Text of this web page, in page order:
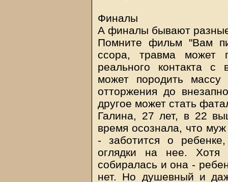
Финалы
А финалы бывают
Помните фильм "Вам
ссора, травма может
реального контакта с
может породить массу
отторжения до
другое может стать
Галина, 27 лет, в 22
время осознала, что
- заботится о
оглядки на нее. Хотя
собиралась и она -
нет. Но душевный и